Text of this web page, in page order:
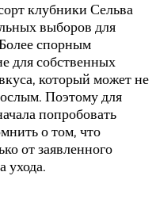
клубники Сельва
выборов для
спорным
для собственных
который может не
Поэтому для
попробовать
о том, что
от заявленного
ухода.